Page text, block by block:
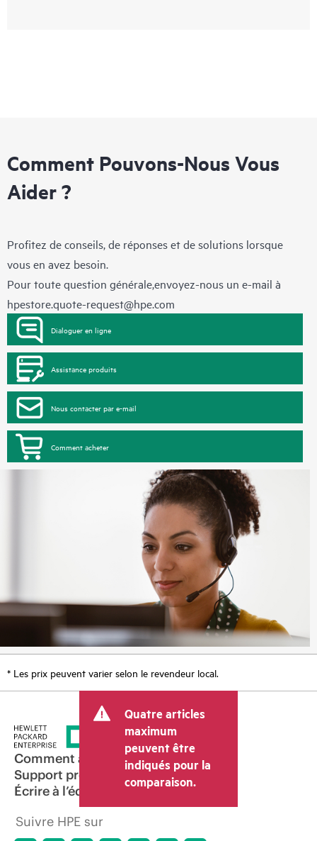
Comment Pouvons-Nous Vous
Aider ?
Profitez de conseils, de réponses et de solutions lorsque
vous en avez besoin.
Pour toute question générale,envoyez-nous un e-mail à
hpestore.quote-request@hpe.com
Dialoguer en ligne
Assistance produits
Nous contacter par e-mail
Comment acheter
* Les prix peuvent varier selon le revendeur local.
Quatre articles
maximum
peuvent être
indiqués pour la
comparaison.
Comment acheter
Support produit
Écrire à l’équipe commerciale
Suivre HPE sur